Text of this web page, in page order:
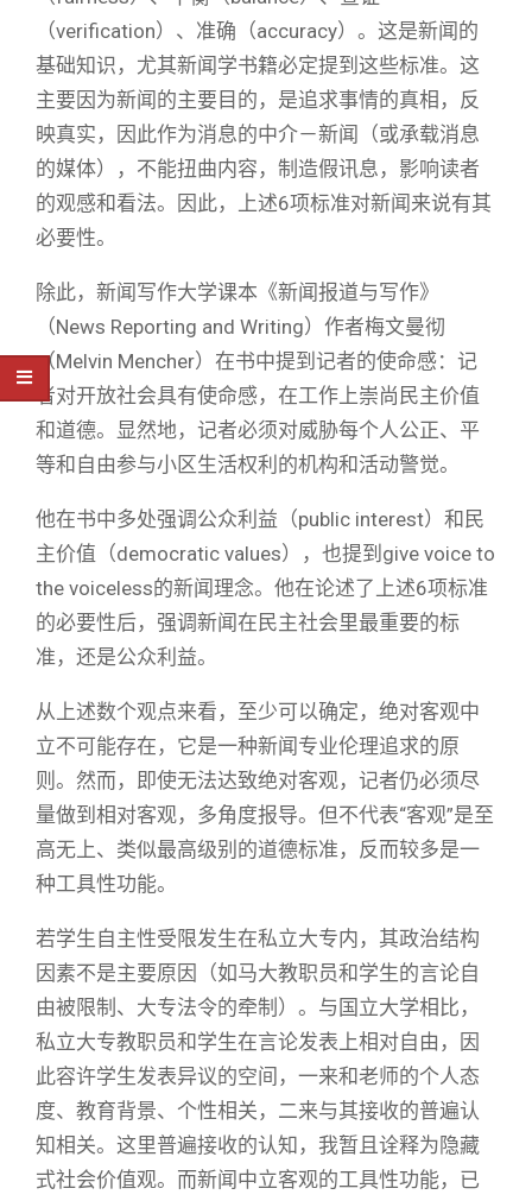
（verification）、准确（accuracy）。这是新闻的
基础知识，尤其新闻学书籍必定提到这些标准。这
主要因为新闻的主要目的，是追求事情的真相，反
映真实，因此作为消息的中介－新闻（或承载消息
的媒体），不能扭曲内容，制造假讯息，影响读者
的观感和看法。因此，上述6项标准对新闻来说有其
必要性。
除此，新闻写作大学课本《新闻报道与写作》
（News Reporting and Writing）作者梅文曼彻
（Melvin Mencher）在书中提到记者的使命感：记
者对开放社会具有使命感，在工作上崇尚民主价值
和道德。显然地，记者必须对威胁每个人公正、平
等和自由参与小区生活权利的机构和活动警觉。
他在书中多处强调公众利益（public interest）和民
主价值（democratic values），也提到give voice to
the voiceless的新闻理念。他在论述了上述6项标准
的必要性后，强调新闻在民主社会里最重要的标
准，还是公众利益。
从上述数个观点来看，至少可以确定，绝对客观中
立不可能存在，它是一种新闻专业伦理追求的原
则。然而，即使无法达致绝对客观，记者仍必须尽
量做到相对客观，多角度报导。但不代表“客观”是至
高无上、类似最高级别的道德标准，反而较多是一
种工具性功能。
若学生自主性受限发生在私立大专内，其政治结构
因素不是主要原因（如马大教职员和学生的言论自
由被限制、大专法令的牵制）。与国立大学相比，
私立大专教职员和学生在言论发表上相对自由，因
此容许学生发表异议的空间，一来和老师的个人态
度、教育背景、个性相关，二来与其接收的普遍认
知相关。这里普遍接收的认知，我暂且诠释为隐藏
式社会价值观。而新闻中立客观的工具性功能，已